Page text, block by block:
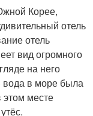
Корее,
отель
отель
вид огромного
на него
вода в море была
этом месте